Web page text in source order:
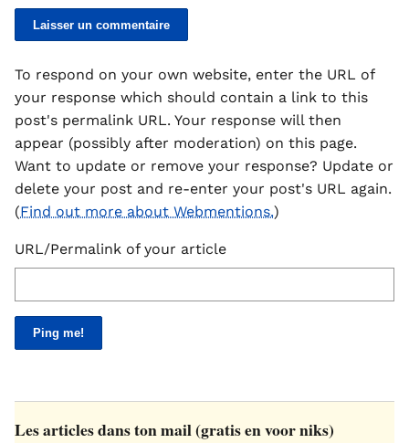
To respond on your own website, enter the URL of
your response which should contain a link to this
post's permalink URL. Your response will then
appear (possibly after moderation) on this page.
Want to update or remove your response? Update or
delete your post and re-enter your post's URL again.
(Find out more about Webmentions.)
URL/Permalink of your article
Les articles dans ton mail (gratis en voor niks)